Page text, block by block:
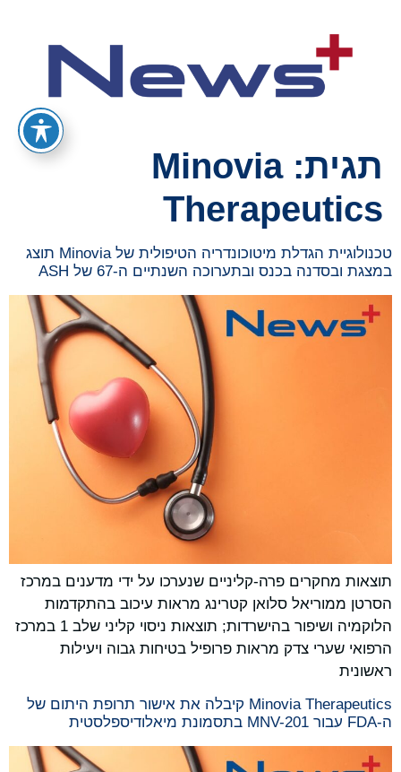
תגית:Minovia
Therapeutics
טכנולוגיית הגדלת מיטוכונדריה הטיפולית של Minovia תוצג
במצגת ובסדנה בכנס ובתערוכה השנתיים ה-67 של ASH
תוצאות מחקרים פרה-קליניים שנערכו על ידי מדענים במרכז
הסרטן ממוריאל סלואן קטרינג מראות עיכוב בהתקדמות
הלוקמיה ושיפור בהישרדות; תוצאות ניסוי קליני שלב 1 במרכז
הרפואי שערי צדק מראות פרופיל בטיחות גבוה ויעילות
ראשונית
Minovia Therapeutics קיבלה את אישור תרופת היתום של
ה-FDA עבור MNV-201 בתסמונת מיאלודיספלסטית